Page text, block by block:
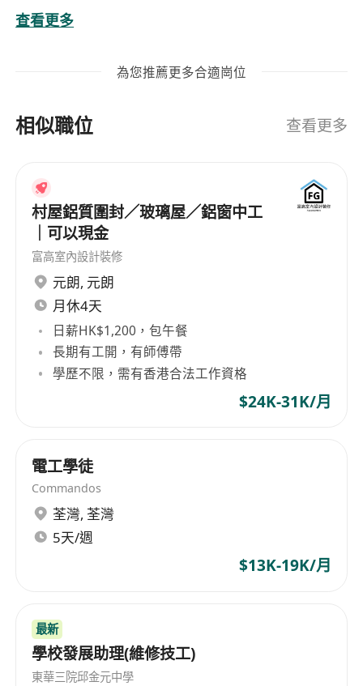
基本薪金 $18,000 - $35,000
5天工作，偶爾輪班
工作地點：葵青區 / 觀塘區
非有緊急需要，一般情況下不需輪班工作。條件如
經驗
Contractor 或業主經驗不拘
不介意戶外工作
持有電工A牌/R牌會優先考慮
有意者請將個人履歷電郵至 ******，致電或短訊到
******聯絡楊小姐。
We provide One-On-One Career Coaching
Services for FREE. If you are looking for more
advices in your career endeavors, feel free to
contact us, or visit our company website
查看更多
為您推薦更多合適崗位
相似職位 查看更多
村屋鋁質圍封／玻璃屋／鋁窗中工
｜可以現金
富高室內設計裝修
元朗, 元朗
月休4天
日薪HK$1,200，包午餐
長期有工開，有師傅帶
學歷不限，需有香港合法工作資格
$24K-31K/月
電工學徒
Commandos
荃灣, 荃灣
5天/週
$13K-19K/月
最新
學校發展助理(維修技工)
東華三院邱金元中學